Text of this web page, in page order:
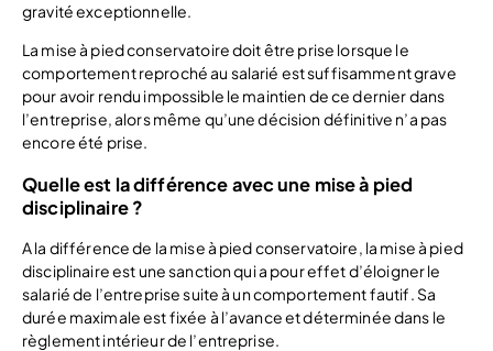
gravité exceptionnelle.
La mise à pied conservatoire doit être prise lorsque le
comportement reproché au salarié est suffisamment grave
pour avoir rendu impossible le maintien de ce dernier dans
l’entreprise, alors même qu’une décision définitive n’a pas
encore été prise.
Quelle est la différence avec une mise à pied
disciplinaire ?
A la différence de la mise à pied conservatoire, la mise à pied
disciplinaire est une sanction qui a pour effet d’éloigner le
salarié de l’entreprise suite à un comportement fautif. Sa
durée maximale est fixée à l’avance et déterminée dans le
règlement intérieur de l’entreprise.